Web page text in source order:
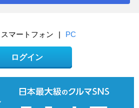
スマートフォン | PC
ログイン